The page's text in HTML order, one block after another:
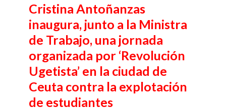
Cristina Antoñanzas
inaugura, junto a la Ministra
de Trabajo, una jornada
organizada por ‘Revolución
Ugetista’ en la ciudad de
Ceuta contra la explotación
de estudiantes